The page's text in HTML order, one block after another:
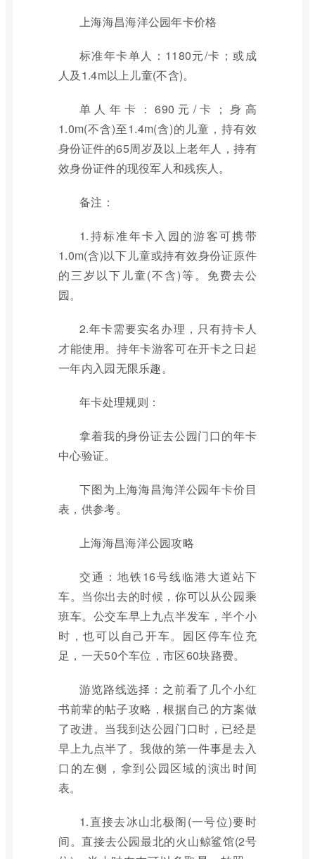
上海海昌海洋公园年卡价格
标准年卡单人：1180元/卡；或成
人及1.4m以上儿童(不含)。
单人年卡：690元/卡；身高
1.0m(不含)至1.4m(含)的儿童，持有效
身份证件的65周岁及以上老年人，持有
效身份证件的现役军人和残疾人。
备注：
1.持标准年卡入园的游客可携带
1.0m(含)以下儿童或持有效身份证原件
的三岁以下儿童(不含)等。免费去公
园。
2.年卡需要实名办理，只有持卡人
才能使用。持年卡游客可在开卡之日起
一年内入园无限乐趣。
年卡处理规则：
拿着我的身份证去公园门口的年卡
中心验证。
下图为上海海昌海洋公园年卡价目
表，供参考。
上海海昌海洋公园攻略
交通：地铁16号线临港大道站下
车。当你出去的时候，你可以从公园乘
班车。公交车早上九点半发车，半个小
时，也可以自己开车。园区停车位充
足，一天50个车位，市区60块路费。
游览路线选择：之前看了几个小红
书前辈的帖子攻略，根据自己的方案做
了改进。当我到达公园门口时，已经是
早上九点半了。我做的第一件事是去入
口的左侧，拿到公园区域的演出时间
表。
1.直接去冰山北极阁(一号位)要时
间。直接去公园最北的火山鲸鲨馆(2号